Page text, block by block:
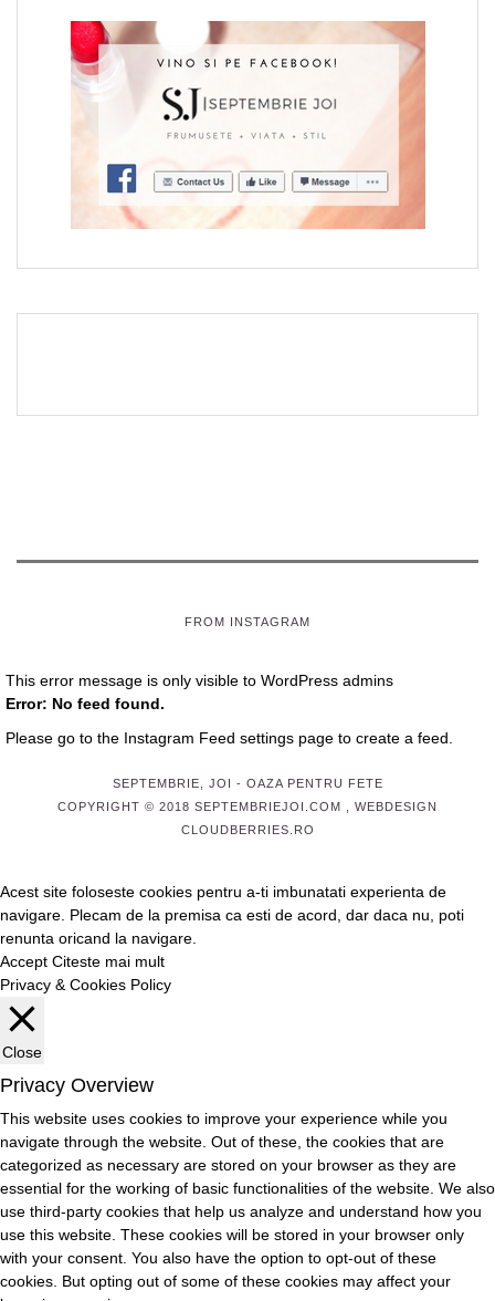
FROM INSTAGRAM
This error message is only visible to WordPress admins
Error: No feed found.
Please go to the Instagram Feed settings page to create a feed.
SEPTEMBRIE, JOI - OAZA PENTRU FETE
COPYRIGHT © 2018 SEPTEMBRIEJOI.COM , WEBDESIGN
CLOUDBERRIES.RO
Acest site foloseste cookies pentru a-ti imbunatati experienta de
navigare. Plecam de la premisa ca esti de acord, dar daca nu, poti
renunta oricand la navigare.
Accept Citeste mai mult
Privacy & Cookies Policy
Close
Privacy Overview
This website uses cookies to improve your experience while you
navigate through the website. Out of these, the cookies that are
categorized as necessary are stored on your browser as they are
essential for the working of basic functionalities of the website. We also
use third-party cookies that help us analyze and understand how you
use this website. These cookies will be stored in your browser only
with your consent. You also have the option to opt-out of these
cookies. But opting out of some of these cookies may affect your